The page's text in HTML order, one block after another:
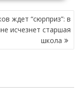
ждет “сюрприз”: в
исчезнет старшая
школа